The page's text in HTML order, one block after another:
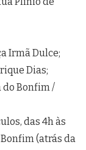
Irmã Dulce;
Dias;
do Bonfim /
das 4h às
(atrás da